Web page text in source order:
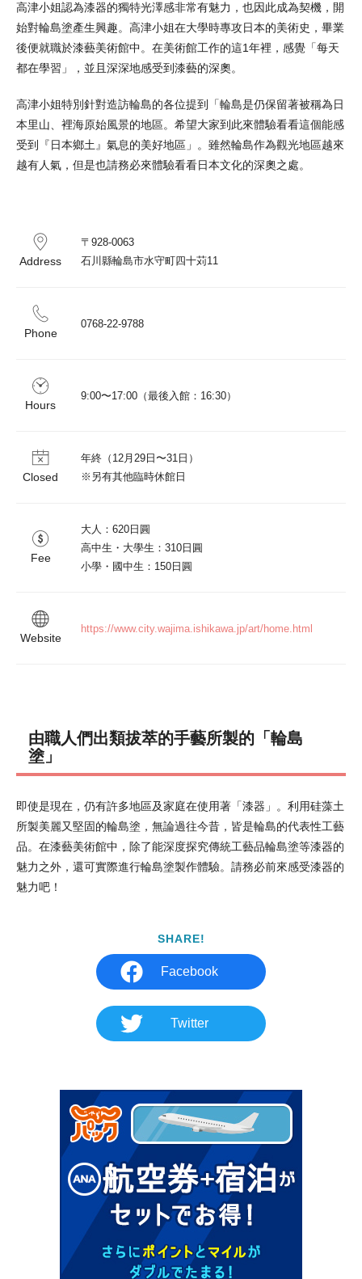
高津小姐認為漆器的獨特光澤感非常有魅力，也因此成為契機，開
始對輪島塗產生興趣。高津小姐在大學時專攻日本的美術史，畢業
後便就職於漆藝美術館中。在美術館工作的這1年裡，感覺「每天
都在學習」，並且深深地感受到漆藝的深奧。
高津小姐特別針對造訪輪島的各位提到「輪島是仍保留著被稱為日
本里山、裡海原始風景的地區。希望大家到此來體驗看看這個能感
受到『日本鄉土』氣息的美好地區」。雖然輪島作為觀光地區越來
越有人氣，但是也請務必來體驗看看日本文化的深奧之處。
Address
〒928-0063
石川縣輪島市水守町四十苅11
Phone
0768-22-9788
Hours
9:00〜17:00（最後入館：16:30）
Closed
年終（12月29日〜31日）
※另有其他臨時休館日
Fee
大人：620日圓
高中生・大學生：310日圓
小學・國中生：150日圓
Website
https://www.city.wajima.ishikawa.jp/art/home.html
由職人們出類拔萃的手藝所製的「輪島
塗」
即使是現在，仍有許多地區及家庭在使用著「漆器」。利用硅藻土
所製美麗又堅固的輪島塗，無論過往今昔，皆是輪島的代表性工藝
品。在漆藝美術館中，除了能深度探究傳統工藝品輪島塗等漆器的
魅力之外，還可實際進行輪島塗製作體驗。請務必前來感受漆器的
魅力吧！
SHARE!
Facebook
Twitter